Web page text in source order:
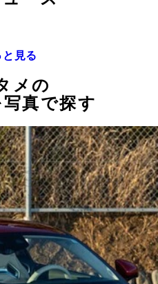
見る
メの
真で探す